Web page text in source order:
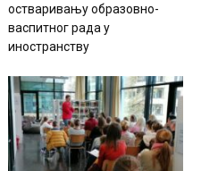
остваривању образовно-
васпитног рада у
иностранству